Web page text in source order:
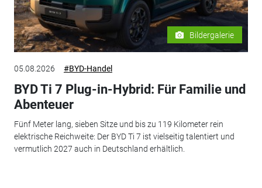
Bildergalerie
05.08.2026 #BYD-Handel
BYD Ti 7 Plug-in-Hybrid: Für Familie und
Abenteuer
Fünf Meter lang, sieben Sitze und bis zu 119 Kilometer rein
elektrische Reichweite: Der BYD Ti 7 ist vielseitig talentiert und
vermutlich 2027 auch in Deutschland erhältlich.